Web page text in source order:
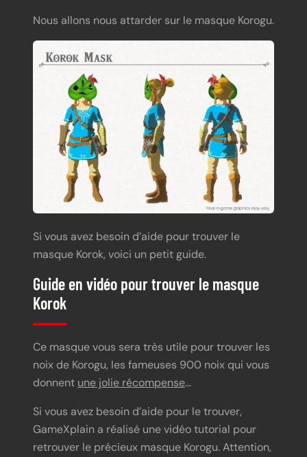
Nous allons nous attarder sur le masque Korogu.
Si vous avez besoin d’aide pour trouver le
masque Korok, voici un petit guide.
Guide en vidéo pour trouver le masque
Korok
Ce masque vous sera très utile pour trouver les
noix de Korogu, les fameuses 900 noix qui vous
donnent une jolie récompense…
Si vous avez besoin d’aide pour le trouver,
GameXplain a réalisé une vidéo tutorial pour
retrouver le précieux masque Korogu. Attention,